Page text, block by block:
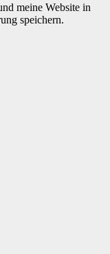
meine Website in
speichern.